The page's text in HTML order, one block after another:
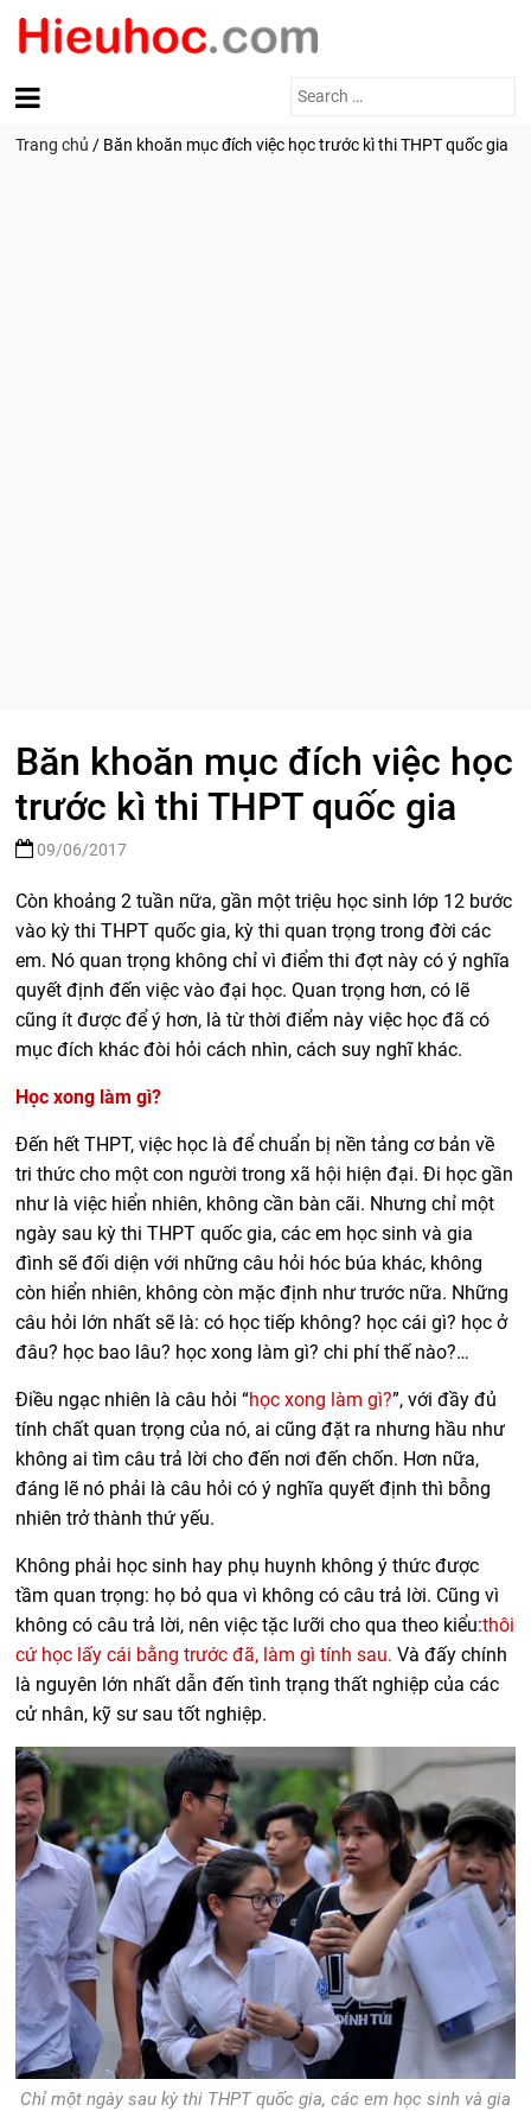
Search
Trang chủ / Băn khoăn mục đích việc học trước kì thi THPT quốc gia
Băn khoăn mục đích việc học
trước kì thi THPT quốc gia
09/06/2017
Còn khoảng 2 tuần nữa, gần một triệu học sinh lớp 12 bước
vào kỳ thi THPT quốc gia, kỳ thi quan trọng trong đời các
em. Nó quan trọng không chỉ vì điểm thi đợt này có ý nghĩa
quyết định đến việc vào đại học. Quan trọng hơn, có lẽ
cũng ít được để ý hơn, là từ thời điểm này việc học đã có
mục đích khác đòi hỏi cách nhìn, cách suy nghĩ khác.
Học xong làm gì?
Đến hết THPT, việc học là để chuẩn bị nền tảng cơ bản về
tri thức cho một con người trong xã hội hiện đại. Đi học gần
như là việc hiển nhiên, không cần bàn cãi. Nhưng chỉ một
ngày sau kỳ thi THPT quốc gia, các em học sinh và gia
đình sẽ đối diện với những câu hỏi hóc búa khác, không
còn hiển nhiên, không còn mặc định như trước nữa. Những
câu hỏi lớn nhất sẽ là: có học tiếp không? học cái gì? học ở
đâu? học bao lâu? học xong làm gì? chi phí thế nào?…
Điều ngạc nhiên là câu hỏi “học xong làm gì?”, với đầy đủ
tính chất quan trọng của nó, ai cũng đặt ra nhưng hầu như
không ai tìm câu trả lời cho đến nơi đến chốn. Hơn nữa,
đáng lẽ nó phải là câu hỏi có ý nghĩa quyết định thì bỗng
nhiên trở thành thứ yếu.
Không phải học sinh hay phụ huynh không ý thức được
tầm quan trọng: họ bỏ qua vì không có câu trả lời. Cũng vì
không có câu trả lời, nên việc tặc lưỡi cho qua theo kiểu:thôi
cứ học lấy cái bằng trước đã, làm gì tính sau. Và đấy chính
là nguyên lớn nhất dẫn đến tình trạng thất nghiệp của các
cử nhân, kỹ sư sau tốt nghiệp.
Chỉ một ngày sau kỳ thi THPT quốc gia, các em học sinh và gia